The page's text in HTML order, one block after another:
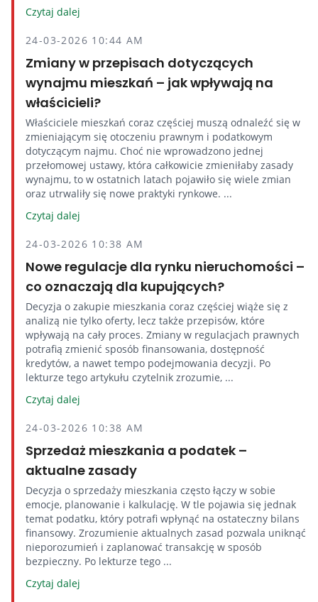
Czytaj dalej
24-03-2026 10:44 AM
Zmiany w przepisach dotyczących
wynajmu mieszkań – jak wpływają na
właścicieli?
Właściciele mieszkań coraz częściej muszą odnaleźć się w
zmieniającym się otoczeniu prawnym i podatkowym
dotyczącym najmu. Choć nie wprowadzono jednej
przełomowej ustawy, która całkowicie zmieniłaby zasady
wynajmu, to w ostatnich latach pojawiło się wiele zmian
oraz utrwaliły się nowe praktyki rynkowe. ...
Czytaj dalej
24-03-2026 10:38 AM
Nowe regulacje dla rynku nieruchomości –
co oznaczają dla kupujących?
Decyzja o zakupie mieszkania coraz częściej wiąże się z
analizą nie tylko oferty, lecz także przepisów, które
wpływają na cały proces. Zmiany w regulacjach prawnych
potrafią zmienić sposób finansowania, dostępność
kredytów, a nawet tempo podejmowania decyzji. Po
lekturze tego artykułu czytelnik zrozumie, ...
Czytaj dalej
24-03-2026 10:38 AM
Sprzedaż mieszkania a podatek –
aktualne zasady
Decyzja o sprzedaży mieszkania często łączy w sobie
emocje, planowanie i kalkulację. W tle pojawia się jednak
temat podatku, który potrafi wpłynąć na ostateczny bilans
finansowy. Zrozumienie aktualnych zasad pozwala uniknąć
nieporozumień i zaplanować transakcję w sposób
bezpieczny. Po lekturze tego ...
Czytaj dalej